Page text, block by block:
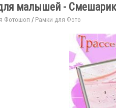
малышей -
Фотошоп / Рамки для Фото